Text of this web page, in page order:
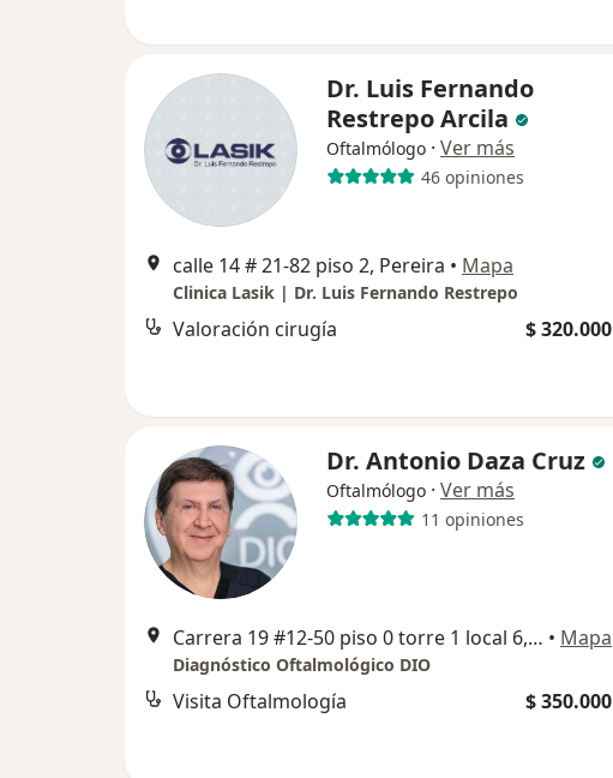
Dr. Luis Fernando
Restrepo Arcila
Oftalmólogo · Ver más
46 opiniones
calle 14 # 21-82 piso 2, Pereira • Mapa
Clinica Lasik | Dr. Luis Fernando Restrepo
Valoración cirugía $ 320.000
Dr. Antonio Daza Cruz
Oftalmólogo · Ver más
11 opiniones
Carrera 19 #12-50 piso 0 torre 1 local 6, Pereira • Mapa
Diagnóstico Oftalmológico DIO
Visita Oftalmología $ 350.000